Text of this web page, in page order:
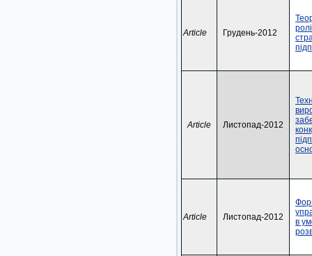
Article Грудень-2012
Article Листопад-2012
Article Листопад-2012
в